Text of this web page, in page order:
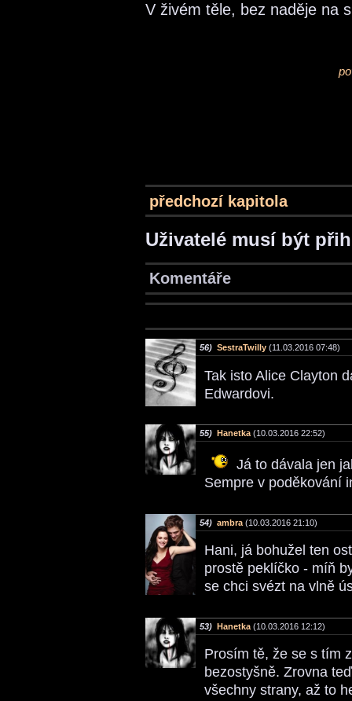
V živém těle, bez naděje na
předchozí kapitola
Uživatelé musí být
Komentáře
56) SestraTwilly (11.03.2016 07:48)
Tak isto Alice Clayton
Edwardovi.
55) Hanetka (10.03.2016 22:52)
Já to dávala jen
Sempre v poděkování
54) ambra (10.03.2016 21:10)
Hani, já bohužel ten
prostě peklíčko - míň
se chci svézt na vlně
53) Hanetka (10.03.2016 12:12)
Prosím tě, že se s tím
bezostyšně. Zrovna
všechny strany, až to